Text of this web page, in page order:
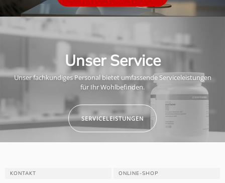
Unser Service
Unser fachkundiges Personal bietet umfassende Serviceleistungen
für Ihr Wohlbefinden.
SERVICELEISTUNGEN
KONTAKT ONLINE-SHOP